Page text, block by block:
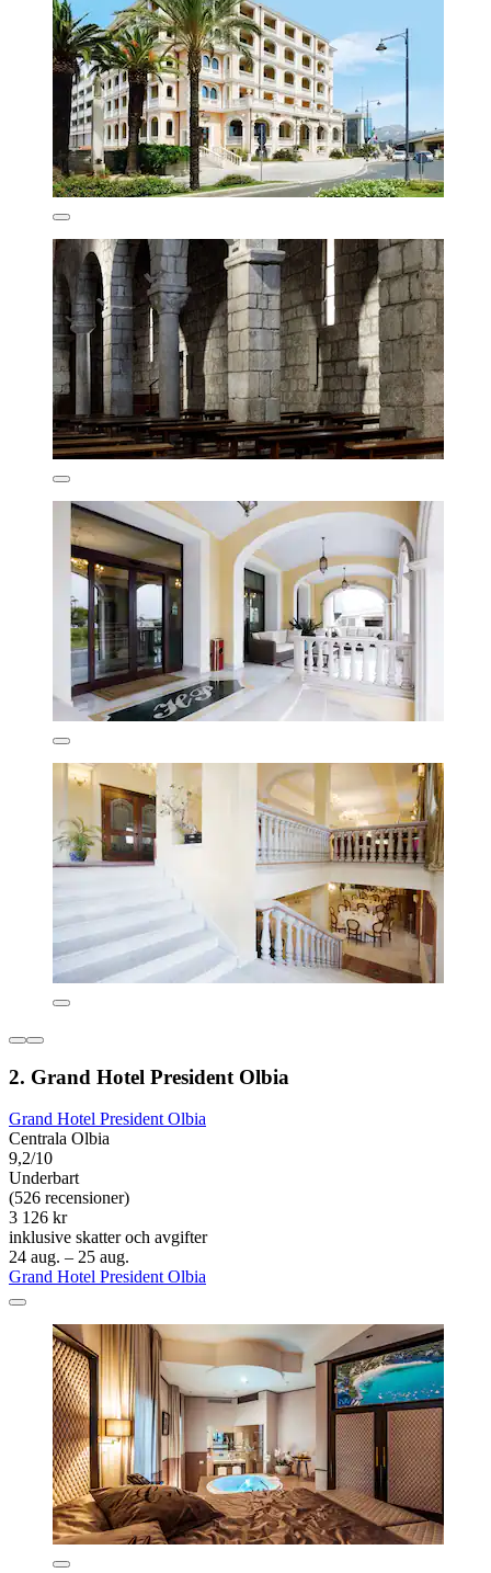
2. Grand Hotel President Olbia
Grand Hotel President Olbia
Centrala Olbia
9,2/10
Underbart
(526 recensioner)
3 126 kr
inklusive skatter och avgifter
24 aug. – 25 aug.
Grand Hotel President Olbia